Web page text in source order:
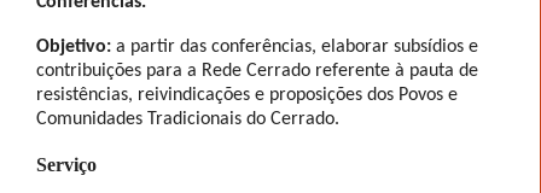
Objetivo: a partir das conferências, elaborar subsídios e
contribuições para a Rede Cerrado referente à pauta de
resistências, reivindicações e proposições dos Povos e
Comunidades Tradicionais do Cerrado.
Serviço